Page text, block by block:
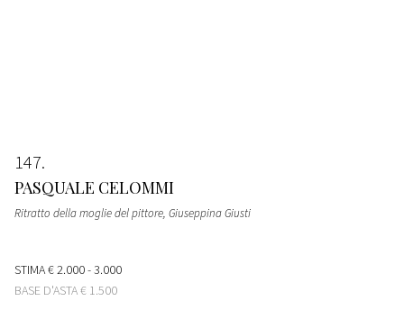
147
PASQUALE CELOMMI
Ritratto della moglie del pittore, Giuseppina Giusti
STIMA€ 2.000 - 3.000
BASE D'ASTA€ 1.500